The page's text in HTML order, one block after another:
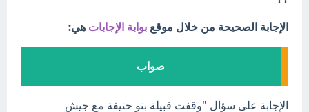
الإجابة الصحيحة من خلال موقع بوابة الإجابات هي:
صواب
الإجابة على سؤال "وقفت قبيلة بنو حنيفة مع جيش